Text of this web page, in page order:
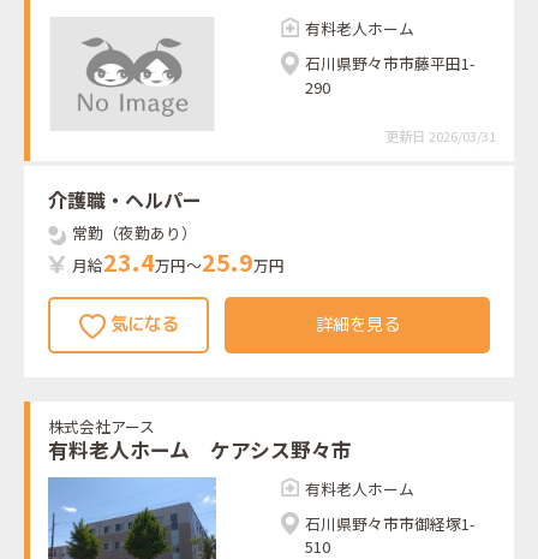
有料老人ホーム
石川県野々市市藤平田1-
290
更新日 2026/03/31
介護職・ヘルパー
常勤（夜勤あり）
月給23.4万円～25.9万円
詳細を見る
株式会社アース
有料老人ホーム ケアシス野々市
有料老人ホーム
石川県野々市市御経塚1-
510